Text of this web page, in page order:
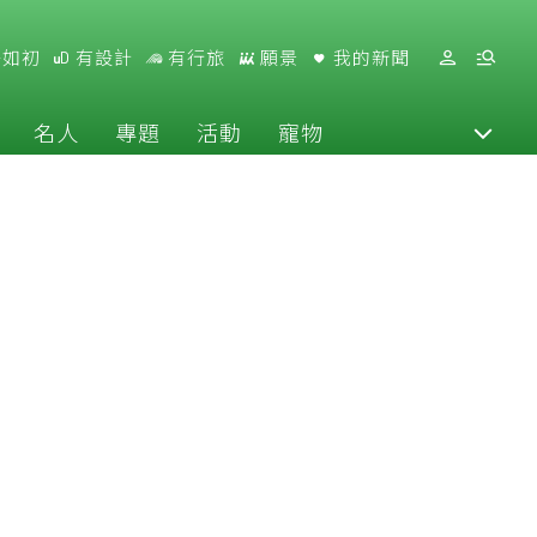
初 有設計 有行旅 願景 我的新聞
名人 專題 活動 寵物